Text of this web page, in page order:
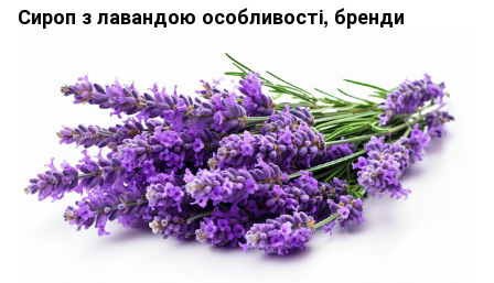
Сироп з лавандою особливості, бренди